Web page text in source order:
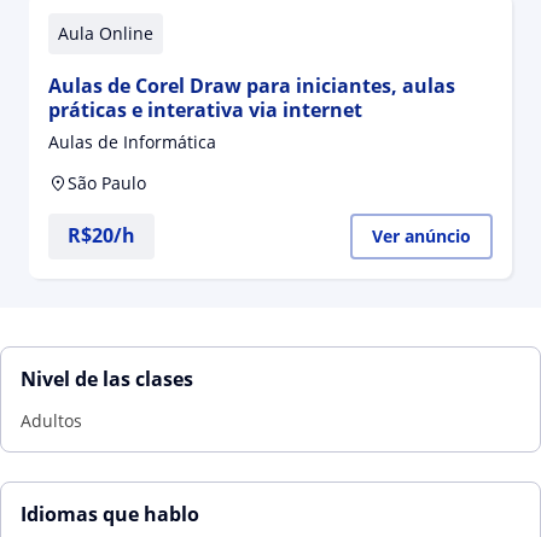
Aula Online
Aulas de Corel Draw para iniciantes, aulas
práticas e interativa via internet
Aulas de Informática
São Paulo
R$20/h Ver anúncio
Nivel de las clases
Adultos
Idiomas que hablo